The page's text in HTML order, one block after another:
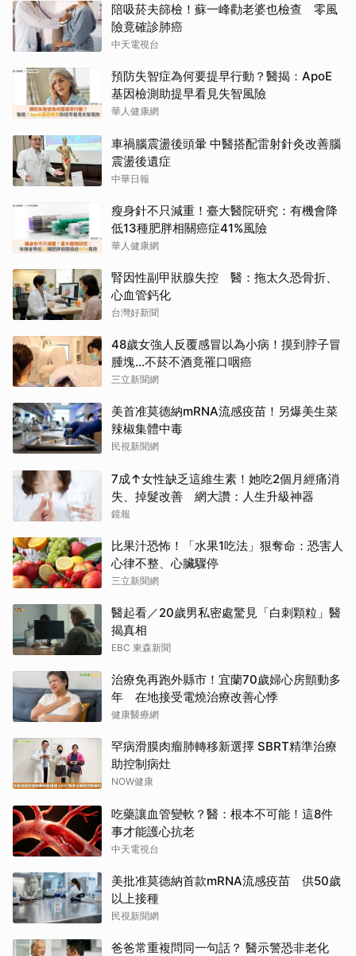
陪吸菸夫篩檢！蘇一峰勸老婆也檢查 零風
險竟確診肺癌
中天電視台
預防失智症為何要提早行動？醫揭：ApoE
基因檢測助提早看見失智風險
華人健康網
車禍腦震盪後頭暈 中醫搭配雷射針灸改善腦
震盪後遺症
中華日報
瘦身針不只減重！臺大醫院研究：有機會降
低13種肥胖相關癌症41%風險
華人健康網
腎因性副甲狀腺失控 醫：拖太久恐骨折、
心血管鈣化
台灣好新聞
48歲女強人反覆感冒以為小病！摸到脖子冒
腫塊...不菸不酒竟罹口咽癌
三立新聞網
美首准莫德納mRNA流感疫苗！另爆美生菜
辣椒集體中毒
民視新聞網
7成↑女性缺乏這維生素！她吃2個月經痛消
失、掉髮改善 網大讚：人生升級神器
鏡報
比果汁恐怖！「水果1吃法」狠奪命：恐害人
心律不整、心臟驟停
三立新聞網
醫起看／20歲男私密處驚見「白刺顆粒」醫
揭真相
EBC 東森新聞
治療免再跑外縣市！宜蘭70歲婦心房顫動多
年 在地接受電燒治療改善心悸
健康醫療網
罕病滑膜肉瘤肺轉移新選擇 SBRT精準治療
助控制病灶
NOW健康
吃藥讓血管變軟？醫：根本不可能！這8件
事才能護心抗老
中天電視台
美批准莫德納首款mRNA流感疫苗 供50歲
以上接種
民視新聞網
爸爸常重複問同一句話？ 醫示警恐非老化